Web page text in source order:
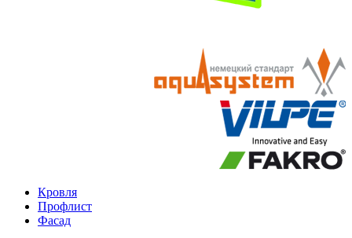
Кровля
Профлист
Фасад